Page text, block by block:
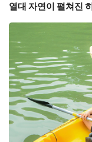
열대 자연이 펼쳐진